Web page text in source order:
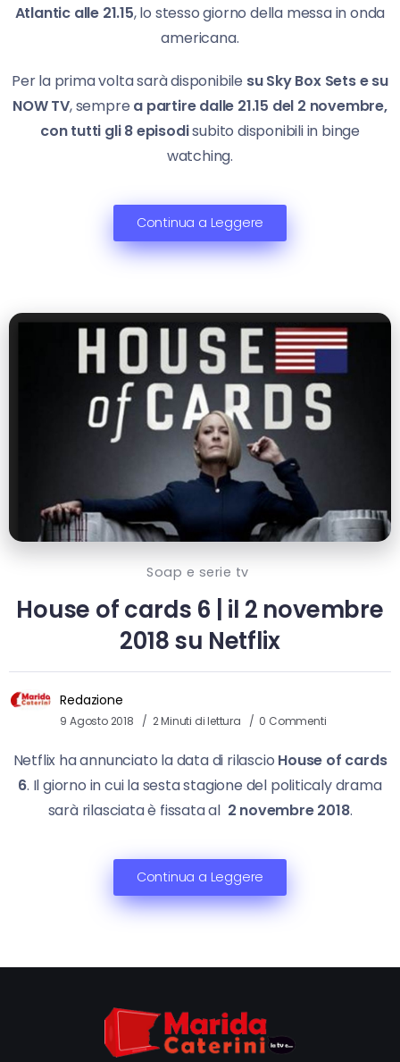
Atlantic alle 21.15, lo stesso giorno della messa in onda
americana.
Per la prima volta sarà disponibile su Sky Box Sets e su
NOW TV,sempre a partire dalle 21.15 del 2 novembre,
con tutti gli 8 episodisubito disponibili in binge
watching.
Continua a Leggere
Soap e serie tv
House of cards 6 | il 2 novembre
2018 su Netflix
Redazione
9 Agosto 2018 2 Minuti di lettura 0 Commenti
Netflix ha annunciato la data di rilascio House of cards
6. Il giorno in cui la sesta stagione del politicaly drama
sarà rilasciata è fissata al 2 novembre 2018.
Continua a Leggere